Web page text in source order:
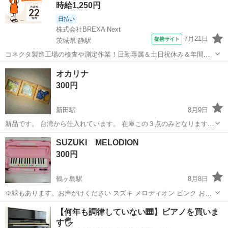
時給1,250円
日払い
株式会社BREXA Next
茨城県 静駅
提携サイト 7月21日
コネクタ製造工場の検査や測定作業！日勤専属＆土日祝休み＆年間休
日128日★クリーンルーム内作業★マイカー通勤OK＆無料駐車場あり
★就業先食堂利用可！日払い制度あり！《茨城県常陸大宮市》 人気の
工場のお仕事 ◇コネクタ製造工...
茨城 常陸大宮市 静駅
オカリナ
300円
新田駅
8月9日
新品です。 台湾から仕入れています。 在庫この３点のみとなります。
箱の大きさが8×8センチてす。 中に簡単な説明書がついています。 一
つあたりの価格となります。 首にかけられるようになっています。
埼玉 草加市
SUZUKI MELODION
300円
鶴ヶ島駅
8月8日
※緑もあります。お声がけください スズキ メロディオン ピンク お手
入れ済み ケース名前シールあとあり ホースなどはお手入れしてます
が、衛生面から買い直しをお勧めします。 （中古品）写真確認のうえ
ご検討ください 📍中古ラン...
埼玉 鶴ヶ島市 鶴ヶ島駅 鍵盤楽器、ピアノ SUZUKI
【何年も調律していない🎹】ピアノを買いま
す🖐️